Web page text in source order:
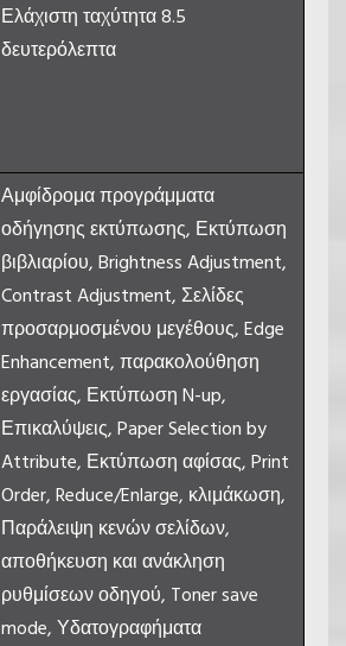
Ελάχιστη ταχύτητα 8.5
δευτερόλεπτα
Αμφίδρομα προγράμματα
οδήγησης εκτύπωσης, Εκτύπωση
βιβλιαρίου, Brightness Adjustment,
Contrast Adjustment, Σελίδες
προσαρμοσμένου μεγέθους, Edge
Enhancement, παρακολούθηση
εργασίας, Εκτύπωση N-up,
Επικαλύψεις, Paper Selection by
Attribute, Εκτύπωση αφίσας, Print
Order, Reduce/Enlarge, κλιμάκωση,
Παράλειψη κενών σελίδων,
αποθήκευση και ανάκληση
ρυθμίσεων οδηγού, Toner save
mode, Υδατογραφήματα